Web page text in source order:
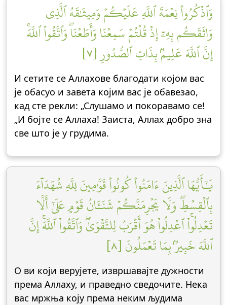
وَٱذۡكُرُواْ نِعۡمَةَ ٱللَّهِ عَلَيۡكُمۡ وَمِيثَٰقَهُ ٱلَّذِي
وَاثَقَكُم بِهِۦٓ إِذۡ قُلۡتُمۡ سَمِعۡنَا وَأَطَعۡنَاۖ وَٱتَّقُواْ ٱللَّهَۚ
إِنَّ ٱللَّهَ عَلِيمُۢ بِذَاتِ ٱلصُّدُورِ [٧]
И сетите се Аллахове благодати којом вас
је обасуо и завета којим вас је обавезао,
кад сте рекли: „Слушамо и покоравамо се!
„И бојте се Аллаха! Заиста, Аллах добро зна
све што је у грудима.
يَٰٓأَيُّهَا ٱلَّذِينَ ءَامَنُواْ كُونُواْ قَوَّٰمِينَ لِلَّهِ شُهَدَآءَ
بِٱلۡقِسۡطِۖ وَلَا يَجۡرِمَنَّكُمۡ شَنَـَٔانُ قَوۡمٍ عَلَىٰٓ أَلَّا
تَعۡدِلُواْۚ ٱعۡدِلُواْ هُوَ أَقۡرَبُ لِلتَّقۡوَىٰۖ وَٱتَّقُواْ ٱللَّهَۚ إِنَّ
ٱللَّهَ خَبِيرُۢ بِمَا تَعۡمَلُونَ [٨]
О ви који верујете, извршавајте дужности
према Аллаху, и праведно сведочите. Нека
вас мржња коју према неким људима